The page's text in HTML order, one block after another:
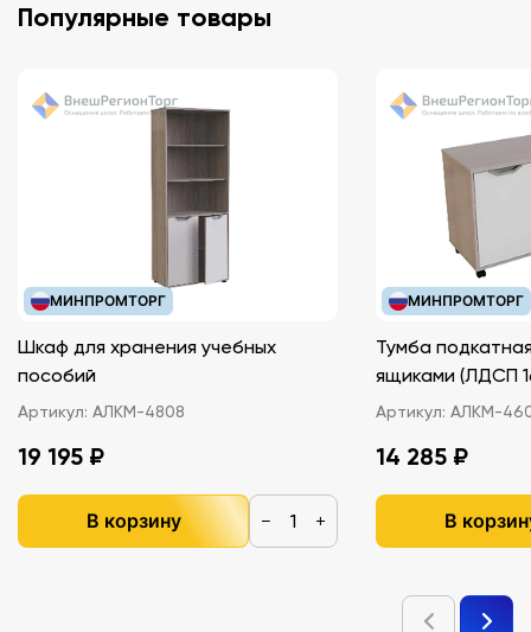
Популярные товары
МИНПРОМТОРГ
Шкаф для хранения учебных
пособий
Артикул: АЛКМ-4808
19 195 ₽
В корзину − +
МИНПРОМТОРГ
Тумба
ящиками
Артикул: АЛКМ-
14 285 ₽
В